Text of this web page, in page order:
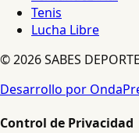
Tenis
Lucha Libre
© 2026 SABES
Desarrollo por
Control de Privacidad